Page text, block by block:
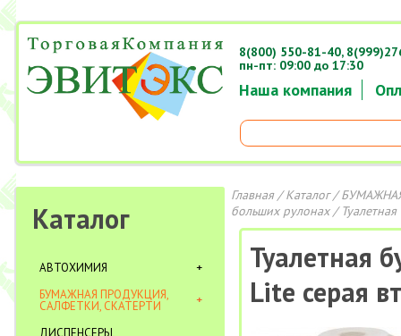
Наша компания
8(800) 550-81-40,
пн-пт: 09:00 до 17:30
Каталог
АВТОХИМИЯ
БУМАЖНАЯ ПРОДУКЦИЯ,
САЛФЕТКИ, СКАТЕРТИ
ДИСПЕНСЕРЫ,
Главная/Каталог/
больших рулонах/
Туалетная
Lite серая